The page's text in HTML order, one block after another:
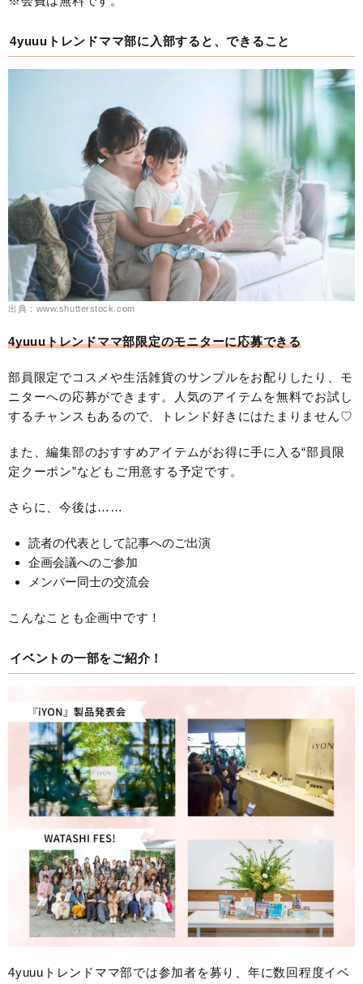
4yuuuトレンドママ部に入部すると、できること
出典：www.shutterstock.com
4yuuuトレンドママ部限定のモニターに応募できる
部員限定でコスメや生活雑貨のサンプルをお配りしたり、モ
ニターへの応募ができます。人気のアイテムを無料でお試し
するチャンスもあるので、トレンド好きにはたまりません♡
また、編集部のおすすめアイテムがお得に手に入る“部員限
定クーポン”などもご用意する予定です。
さらに、今後は……
読者の代表として記事へのご出演
企画会議へのご参加
メンバー同士の交流会
こんなことも企画中です！
イベントの一部をご紹介！
4yuuuトレンドママ部では参加者を募り、年に数回程度イベ